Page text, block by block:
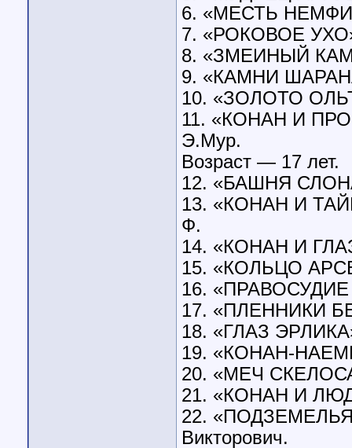
6. «МЕСТЬ
7. «РОКОВОЕ
8. «ЗМЕИНЫЙ
9. «КАМНИ
10. «ЗОЛОТО
11. «КОНАН И
Э.Мур.
Возраст — 17 лет.
12. «БАШНЯ
13. «КОНАН И
Ф.
14. «КОНАН И
15. «КОЛЬЦО
16. «ПРАВОСУДИЕ
17. «ПЛЕННИКИ
18. «ГЛАЗ
19. «КОНАН-
20. «МЕЧ
21. «КОНАН И
22.
Викторович.